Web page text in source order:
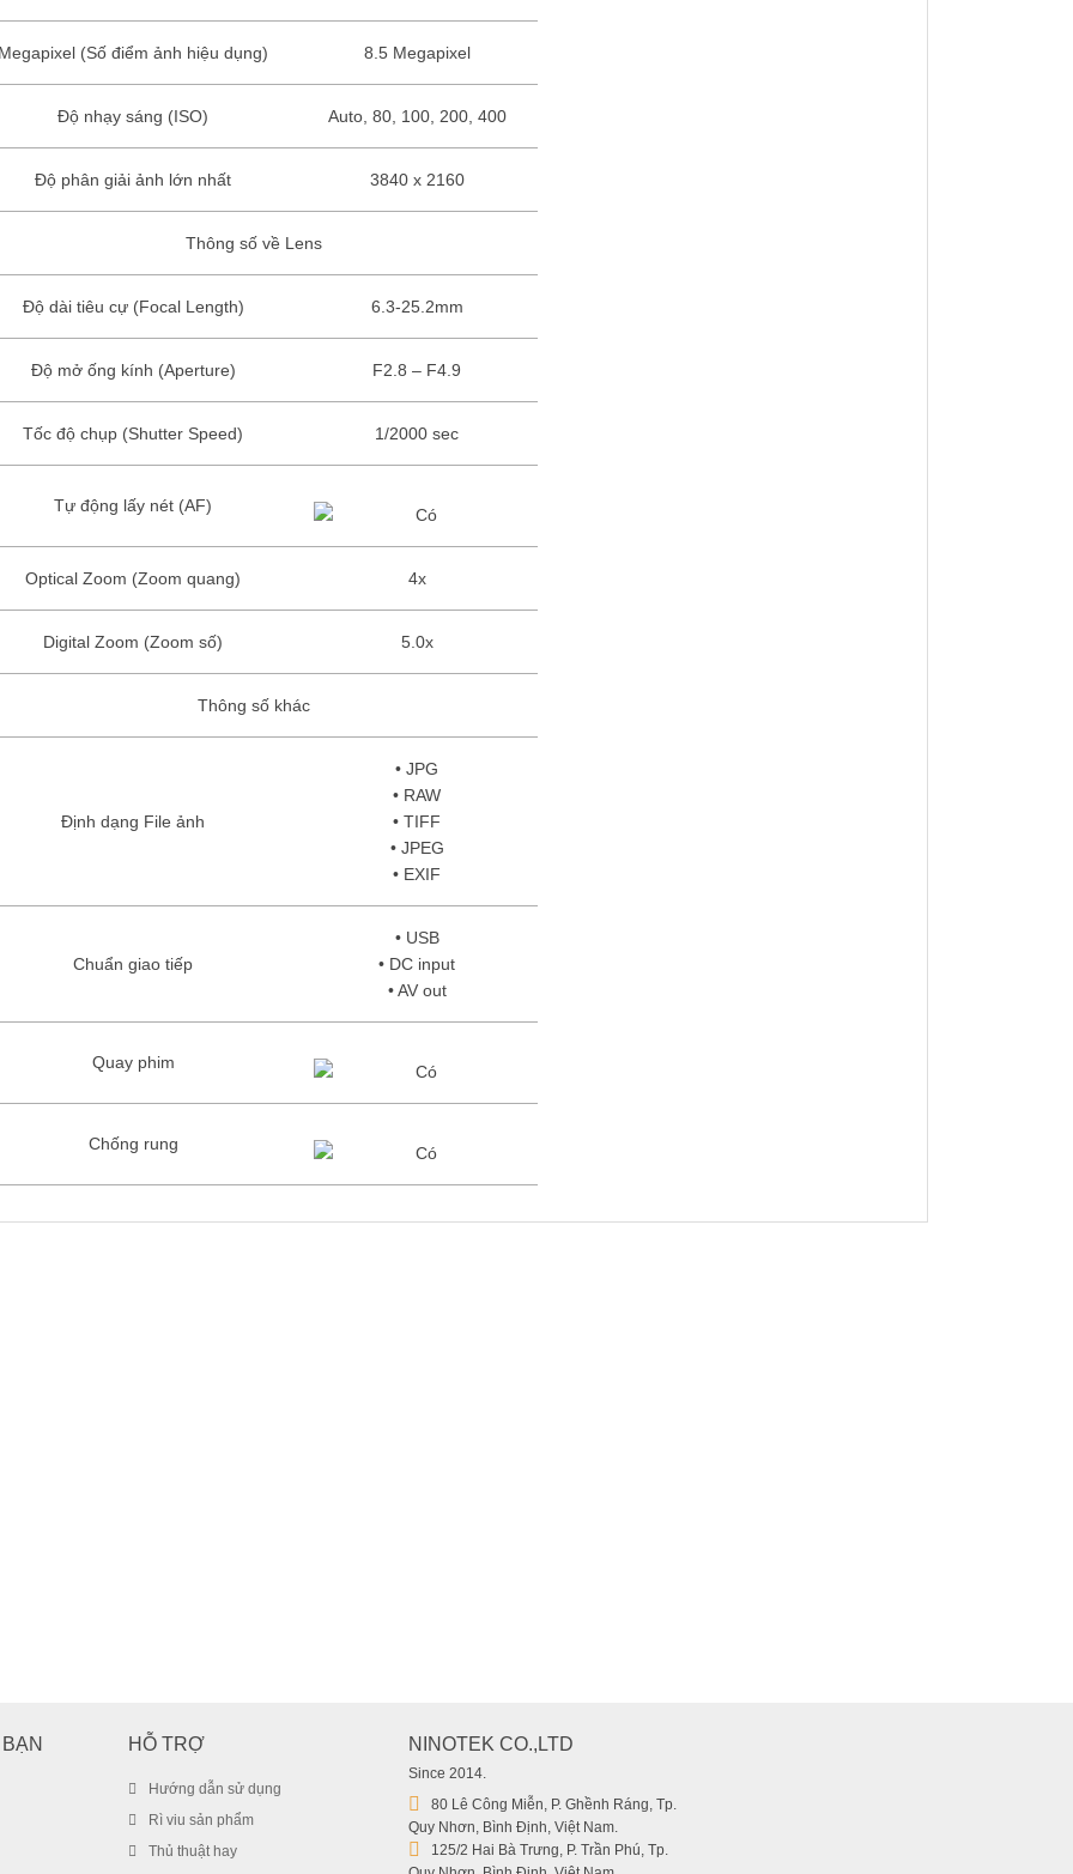
(Số điểm ảnh hiệu dụng) 8.5 Megapixel
Độ nhạy sáng (ISO) Auto, 80, 100, 200, 400
Độ phân giải ảnh lớn nhất 3840 x 2160
Thông số về Lens
Độ dài tiêu cự (Focal Length) 6.3-25.2mm
Độ mở ống kính (Aperture) F2.8 – F4.9
Tốc độ chụp (Shutter Speed) 1/2000 sec
Tự động lấy nét (AF)
Optical Zoom (Zoom quang) 4x
Digital Zoom (Zoom số) 5.0x
Thông số khác
Định dạng File ảnh
• JPG
• RAW
• TIFF
• JPEG
• EXIF
Chuẩn giao tiếp
• USB
• DC input
• AV out
Quay phim
Chống rung
Giá đỡ máy 3 chân Bosch BS 150
799.000₫
HỖ TRỢ
Hướng dẫn sử dụng
Rì viu sản phẩm
Thủ thuật hay
NINOTEK CO.,LTD
Since 2014.
80 Lê Công Miễn, P. Ghềnh Ráng, Tp.
Quy Nhơn, Bình Định, Việt Nam.
125/2 Hai Bà Trưng, P. Trần Phú, Tp.